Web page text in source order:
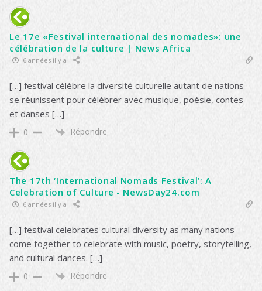
Le 17e «Festival international des nomades»: une
célébration de la culture | News Africa
6 années il y a
[…] festival célèbre la diversité culturelle autant de nations
se réunissent pour célébrer avec musique, poésie, contes
et danses […]
0 Répondre
The 17th ‘International Nomads Festival’: A
Celebration of Culture - NewsDay24.com
6 années il y a
[…] festival celebrates cultural diversity as many nations
come together to celebrate with music, poetry, storytelling,
and cultural dances. […]
0 Répondre